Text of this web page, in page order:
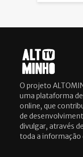
O projeto
uma plataforma
online, que
de
divulgar, através
toda a informação